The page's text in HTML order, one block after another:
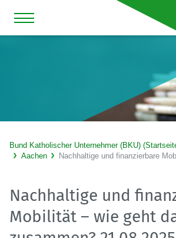
Bund Katholischer Unternehmer (BKU)
Aachen
Nachhaltige und finanzierbare
Nachhaltige und
Mobilität – wie geht